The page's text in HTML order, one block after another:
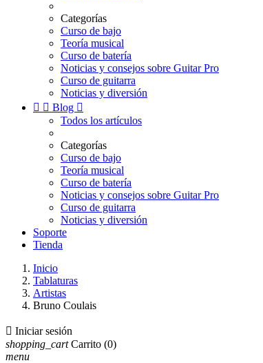
Categorías
Curso de bajo
Teoría musical
Curso de batería
Noticias y consejos sobre Guitar Pro
Curso de guitarra
Noticias y diversión
  Blog 
Todos los artículos
Categorías
Curso de bajo
Teoría musical
Curso de batería
Noticias y consejos sobre Guitar Pro
Curso de guitarra
Noticias y diversión
Soporte
Tienda
Inicio
Tablaturas
Artistas
Bruno Coulais
 Iniciar sesión
shopping_cart Carrito (0)
menu